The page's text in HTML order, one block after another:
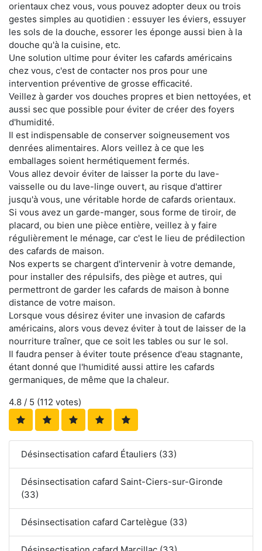
orientaux chez vous, vous pouvez adopter deux ou trois
gestes simples au quotidien : essuyer les éviers, essuyer
les sols de la douche, essorer les éponge aussi bien à la
douche qu'à la cuisine, etc.
Une solution ultime pour éviter les cafards américains
chez vous, c'est de contacter nos pros pour une
intervention préventive de grosse efficacité.
Veillez à garder vos douches propres et bien nettoyées, et
aussi sec que possible pour éviter de créer des foyers
d'humidité.
Il est indispensable de conserver soigneusement vos
denrées alimentaires. Alors veillez à ce que les
emballages soient hermétiquement fermés.
Vous allez devoir éviter de laisser la porte du lave-
vaisselle ou du lave-linge ouvert, au risque d'attirer
jusqu'à vous, une véritable horde de cafards orientaux.
Si vous avez un garde-manger, sous forme de tiroir, de
placard, ou bien une pièce entière, veillez à y faire
régulièrement le ménage, car c'est le lieu de prédilection
des cafards de maison.
Nos experts se chargent d'intervenir à votre demande,
pour installer des répulsifs, des piège et autres, qui
permettront de garder les cafards de maison à bonne
distance de votre maison.
Lorsque vous désirez éviter une invasion de cafards
américains, alors vous devez éviter à tout de laisser de la
nourriture traîner, que ce soit les tables ou sur le sol.
Il faudra penser à éviter toute présence d'eau stagnante,
étant donné que l'humidité aussi attire les cafards
germaniques, de même que la chaleur.
4.8 / 5 (112 votes)
Désinsectisation cafard Étauliers (33)
Désinsectisation cafard Saint-Ciers-sur-Gironde
(33)
Désinsectisation cafard Cartelègue (33)